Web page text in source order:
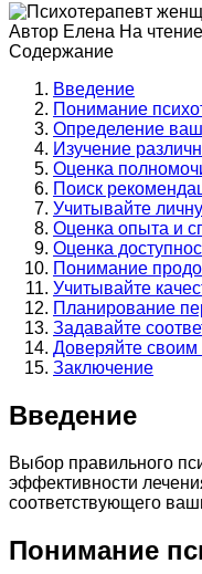
Автор Елена На чтение
Содержание
Введение
Понимание
Определение
Изучение
Оценка
Поиск
Учитывайте
Оценка опыта и
Оценка
Понимание
Учитывайте
Планирование
Задавайте
Доверяйте своим
Заключение
Введение
Выбор правильного
эффективности
соответствующего
Понимание